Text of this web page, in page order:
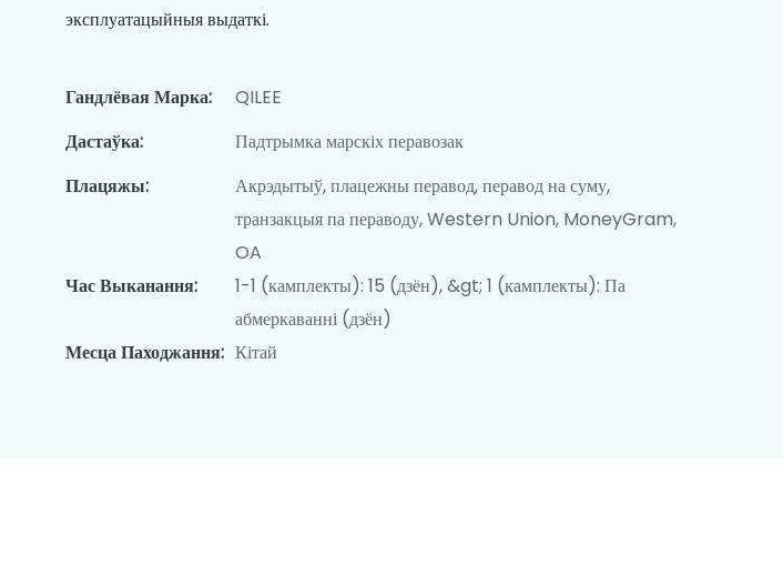
эксплуатацыйныя выдаткі.
Гандлёвая Марка:
QILEE
Дастаўка:
Падтрымка марскіх перавозак
Плацяжы:
Акрэдытыў, плацежны перавод, перавод на суму,
транзакцыя па пераводу, Western Union, MoneyGram,
OA
Час Выканання:
1-1 (камплекты): 15 (дзён), &gt; 1 (камплекты): Па
абмеркаванні (дзён)
Месца Паходжання: Кітай